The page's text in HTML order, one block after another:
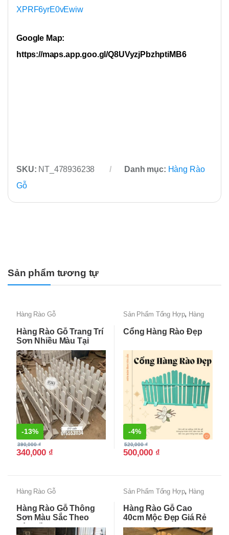
XPRF6yrE0vEwiw
Google Map:
https://maps.app.goo.gl/Q8UVyzjPbzhptiMB6
SKU: NT_478936238 Danh mục: Hàng Rào
Gỗ
Sản phẩm tương tự
Hàng Rào Gỗ
Hàng Rào Gỗ Trang Trí
Sơn Nhiều Màu Tại
HCM
-13%
340,000 ₫
390,000₫
Sản Phẩm Tổng Hợp, Hàng
Cổng Hàng Rào Đẹp
-4%
500,000 ₫
520,000₫
Hàng Rào Gỗ
Hàng Rào Gỗ Thông
Sơn Màu Sắc Theo
Yêu Cầu
Sản Phẩm Tổng Hợp, Hàng
Hàng Rào Gỗ Cao
40cm Mộc Đẹp Giá Rẻ